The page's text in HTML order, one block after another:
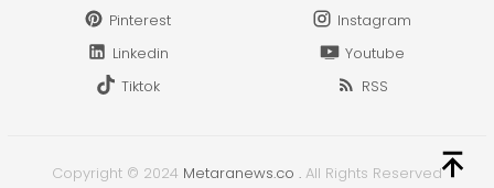
Pinterest
Instagram
Linkedin
Youtube
Tiktok
RSS
Copyright © 2024 Metaranews.co . All Rights Reserved